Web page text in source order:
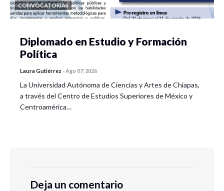
CONVOCATORIAS
Diplomado en Estudio y Formación
Política
Laura Gutiérrez - Ago 07, 2026
La Universidad Autónoma de Ciencias y Artes de Chiapas,
a través del Centro de Estudios Superiores de México y
Centroamérica…
Deja un comentario